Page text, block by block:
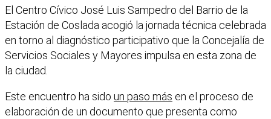
El Centro Cívico José Luis Sampedro del Barrio de la
Estación de Coslada acogió la jornada técnica celebrada
en torno al diagnóstico participativo que la Concejalía de
Servicios Sociales y Mayores impulsa en esta zona de
la ciudad.
Este encuentro ha sido un paso más en el proceso de
elaboración de un documento que presenta como